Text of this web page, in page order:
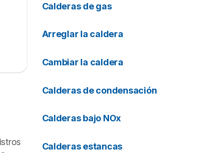
Calderas de gas
Arreglar la caldera
Cambiar la caldera
Calderas de condensación
Calderas bajo NOx
Calderas estancas